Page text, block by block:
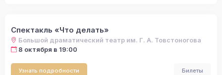
Спектакль «Что делать»
Большой драматический театр им. Г. А. Товстоногова
8 октября в 19:00
Узнать подробности Билеты